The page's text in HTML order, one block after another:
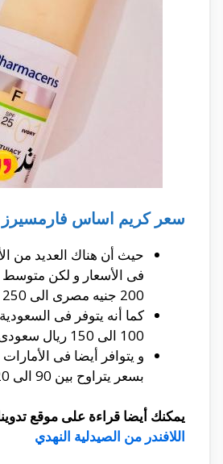
سعر كريم اساس
حيث أن هناك العديد من
فى الأسعار و لكن متوسط
200 جنيه مصرى الى 250 جنيه مصرى .
كما أنه يتوفر فى
100 الى 150 ريال سعودى .
و يتوافر أيضا فى الأمارات
بسعر يتراوح بين 90 الى 120 درهم أماراتى .
يمكنك أيضا قراءة على موقع
اللافندر من الصيدلية النهدي